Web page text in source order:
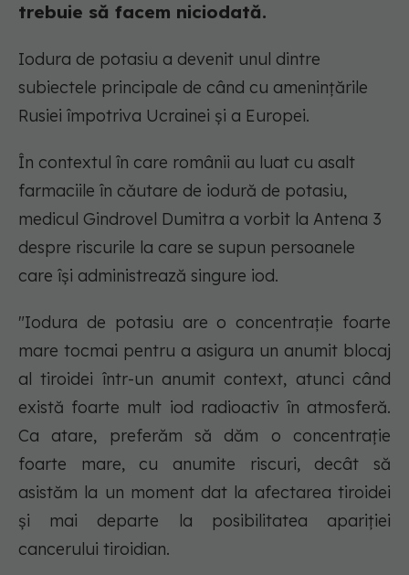
trebuie să facem niciodată.
Iodura de potasiu a devenit unul dintre
subiectele principale de când cu amenințările
Rusiei împotriva Ucrainei și a Europei.
În contextul în care românii au luat cu asalt
farmaciile în căutare de iodură de potasiu,
medicul Gindrovel Dumitra a vorbit la Antena 3
despre riscurile la care se supun persoanele
care îşi administrează singure iod.
"Iodura de potasiu are o concentraţie foarte
mare tocmai pentru a asigura un anumit blocaj
al tiroidei într-un anumit context, atunci când
există foarte mult iod radioactiv în atmosferă.
Ca atare, preferăm să dăm o concentraţie
foarte mare, cu anumite riscuri, decât să
asistăm la un moment dat la afectarea tiroidei
şi mai departe la posibilitatea apariţiei
cancerului tiroidian.